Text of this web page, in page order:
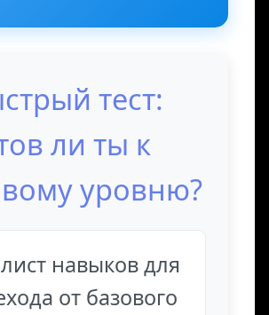
тест:
ли ты к
уровню?
навыков для
от базового